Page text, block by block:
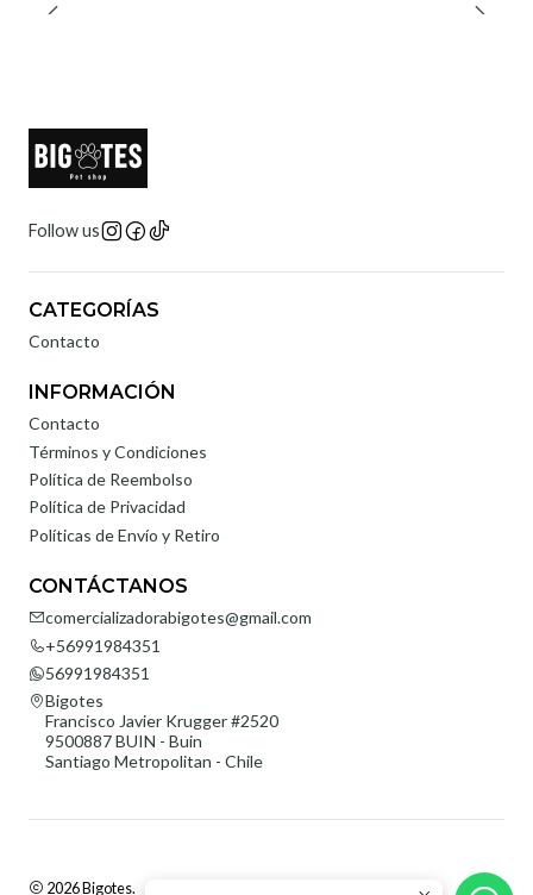
Follow us
CATEGORÍAS
Contacto
INFORMACIÓN
Contacto
Términos y Condiciones
Política de Reembolso
Política de Privacidad
Políticas de Envío y Retiro
CONTÁCTANOS
comercializadorabigotes@gmail.com
+56991984351
56991984351
Bigotes
Francisco Javier Krugger #2520
9500887 BUIN - Buin
Santiago Metropolitan - Chile
2026 Bigotes.